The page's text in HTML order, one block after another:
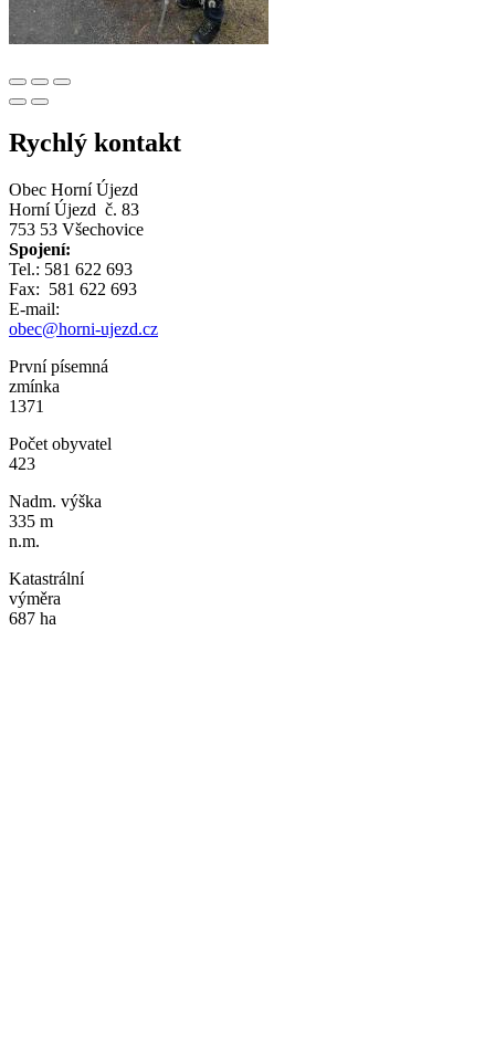
Rychlý kontakt
Obec Horní Újezd
Horní Újezd č. 83
753 53 Všechovice
Spojení:
Tel.: 581 622 693
Fax: 581 622 693
E-mail:
obec@horni-ujezd.cz
První písemná
zmínka
1371
Počet obyvatel
423
Nadm. výška
335 m
n.m.
Katastrální
výměra
687 ha